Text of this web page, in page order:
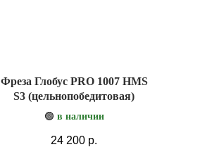
Фреза Глобус PRO 1007 HMS
S3 (цельнопобедитовая)
🟢 в наличии
24 200 р.